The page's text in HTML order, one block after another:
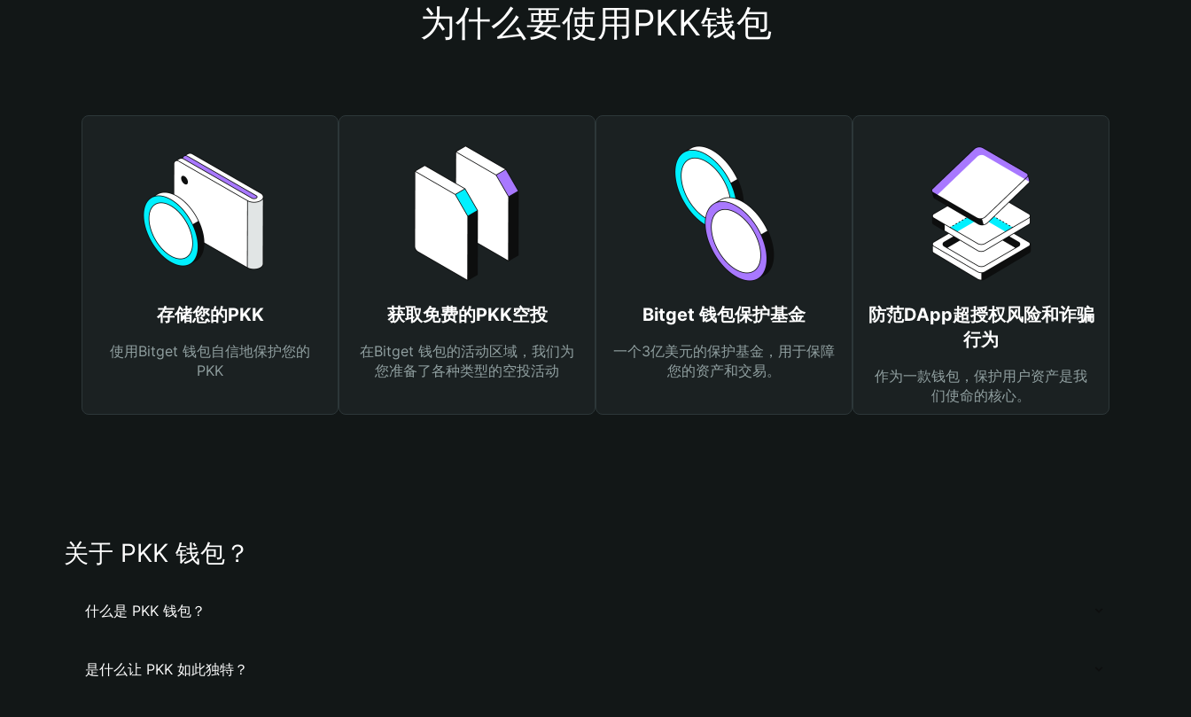
为什么要使用PKK钱包
存储您的PKK
使用Bitget 钱包自信地保护您的
PKK
获取免费的PKK空投
在Bitget 钱包的活动区域，我们为
您准备了各种类型的空投活动
Bitget 钱包保护基金
一个3亿美元的保护基金，用于保障
您的资产和交易。
防范DApp超授权风险和诈骗
行为
作为一款钱包，保护用户资产是我
们使命的核心。
关于 PKK 钱包？
什么是 PKK 钱包？
是什么让 PKK 如此独特？